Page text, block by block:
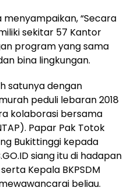
menyampaikan, “Secara
sekitar 57 Kantor
program yang sama
bina lingkungan.
satunya dengan
peduli lebaran 2018
kolaborasi bersama
Papar Pak Totok
Bukittinggi kepada
siang itu di hadapan
Kepala BKPSDM
beliau.